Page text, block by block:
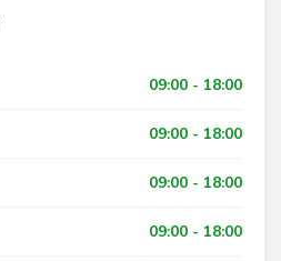
09:00 - 18:00
09:00 - 18:00
09:00 - 18:00
09:00 - 18:00